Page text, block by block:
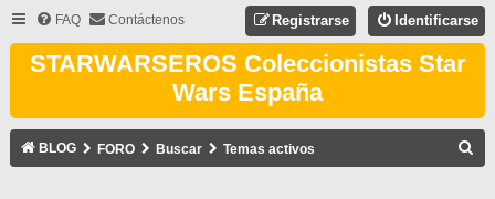
FAQ Contáctenos Identificarse
Registrarse
STARWARSEROS Coleccionistas Star
Wars España
BLOG FORO Buscar Temas activos